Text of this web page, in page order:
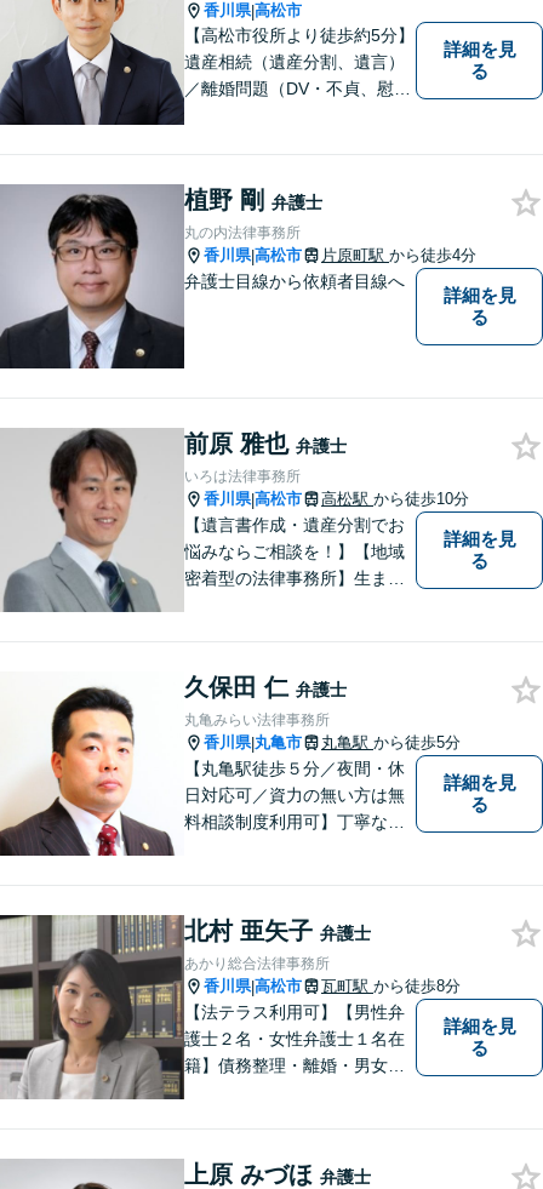
香川県|高松市
【高松市役所より徒歩約5分】
遺産相続（遺産分割、遺言）
／離婚問題（DV・不貞、慰謝
供します。
詳細を見
る
植野 剛 弁護士
丸の内法律事務所
香川県|高松市 片原町駅 から徒歩4分
弁護士目線から依頼者目線へ
詳細を見
る
前原 雅也 弁護士
いろは法律事務所
香川県|高松市 高松駅 から徒歩10分
【遺言書作成・遺産分割でお
悩みならご相談を！】【地域
密着型の法律事務所】生まれ
に取り組んでいます。相談・
依頼しやすい環境づくりを徹
底しています！【ZOOM面談
対応可】
詳細を見
る
久保田 仁 弁護士
丸亀みらい法律事務所
香川県|丸亀市 丸亀駅 から徒歩5分
【丸亀駅徒歩５分／夜間・休
日対応可／資力の無い方は無
料相談制度利用可】丁寧な対
詳細を見
る
北村 亜矢子 弁護士
あかり総合法律事務所
香川県|高松市 瓦町駅 から徒歩8分
【法テラス利用可】【男性弁
護士２名・女性弁護士１名在
籍】債務整理・離婚・男女問
明を心がけています。早期解
詳細を見
る
上原 みづほ 弁護士